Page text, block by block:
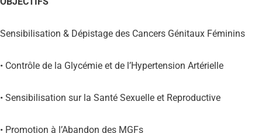
Sensibilisation & Dépistage des Cancers Génitaux Féminins
• Contrôle de la Glycémie et de l’Hypertension Artérielle
• Sensibilisation sur la Santé Sexuelle et Reproductive
• Promotion à l’Abandon des MGFs